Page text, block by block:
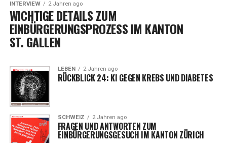
INTERVIEW 2 Jahren ago
WICHTIGE DETAILS ZUM
EINBÜRGERUNGSPROZESS IM KANTON
ST. GALLEN
LEBEN 2 Jahren ago
RÜCKBLICK 24: KI GEGEN KREBS UND DIABETES
SCHWEIZ 2 Jahren ago
FRAGEN UND ANTWORTEN ZUM
EINBÜRGERUNGSGESUCH IM KANTON ZÜRICH